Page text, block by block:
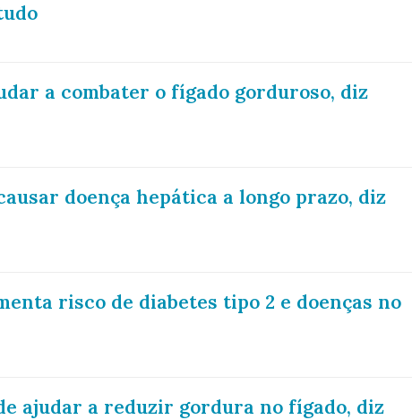
a combater o fígado gorduroso, diz
doença hepática a longo prazo, diz
risco de diabetes tipo 2 e doenças no
ajudar a reduzir gordura no fígado, diz